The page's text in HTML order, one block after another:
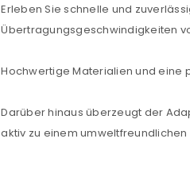
Passwort*
ANMELDEN
Erleben Sie schnelle und
Übertragungsgeschwindigkeiten
Hochwertige Materialien und eine
Darüber hinaus überzeugt der
aktiv zu einem